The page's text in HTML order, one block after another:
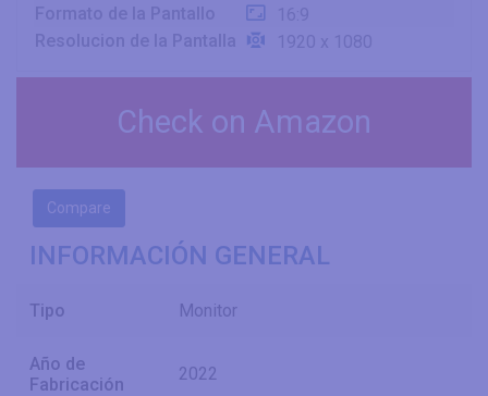
Resolucion de la Pantalla
1920 x 1080
Check on Amazon
Compare
INFORMACIÓN GENERAL
Tipo Monitor
Año de
Fabricación
2022